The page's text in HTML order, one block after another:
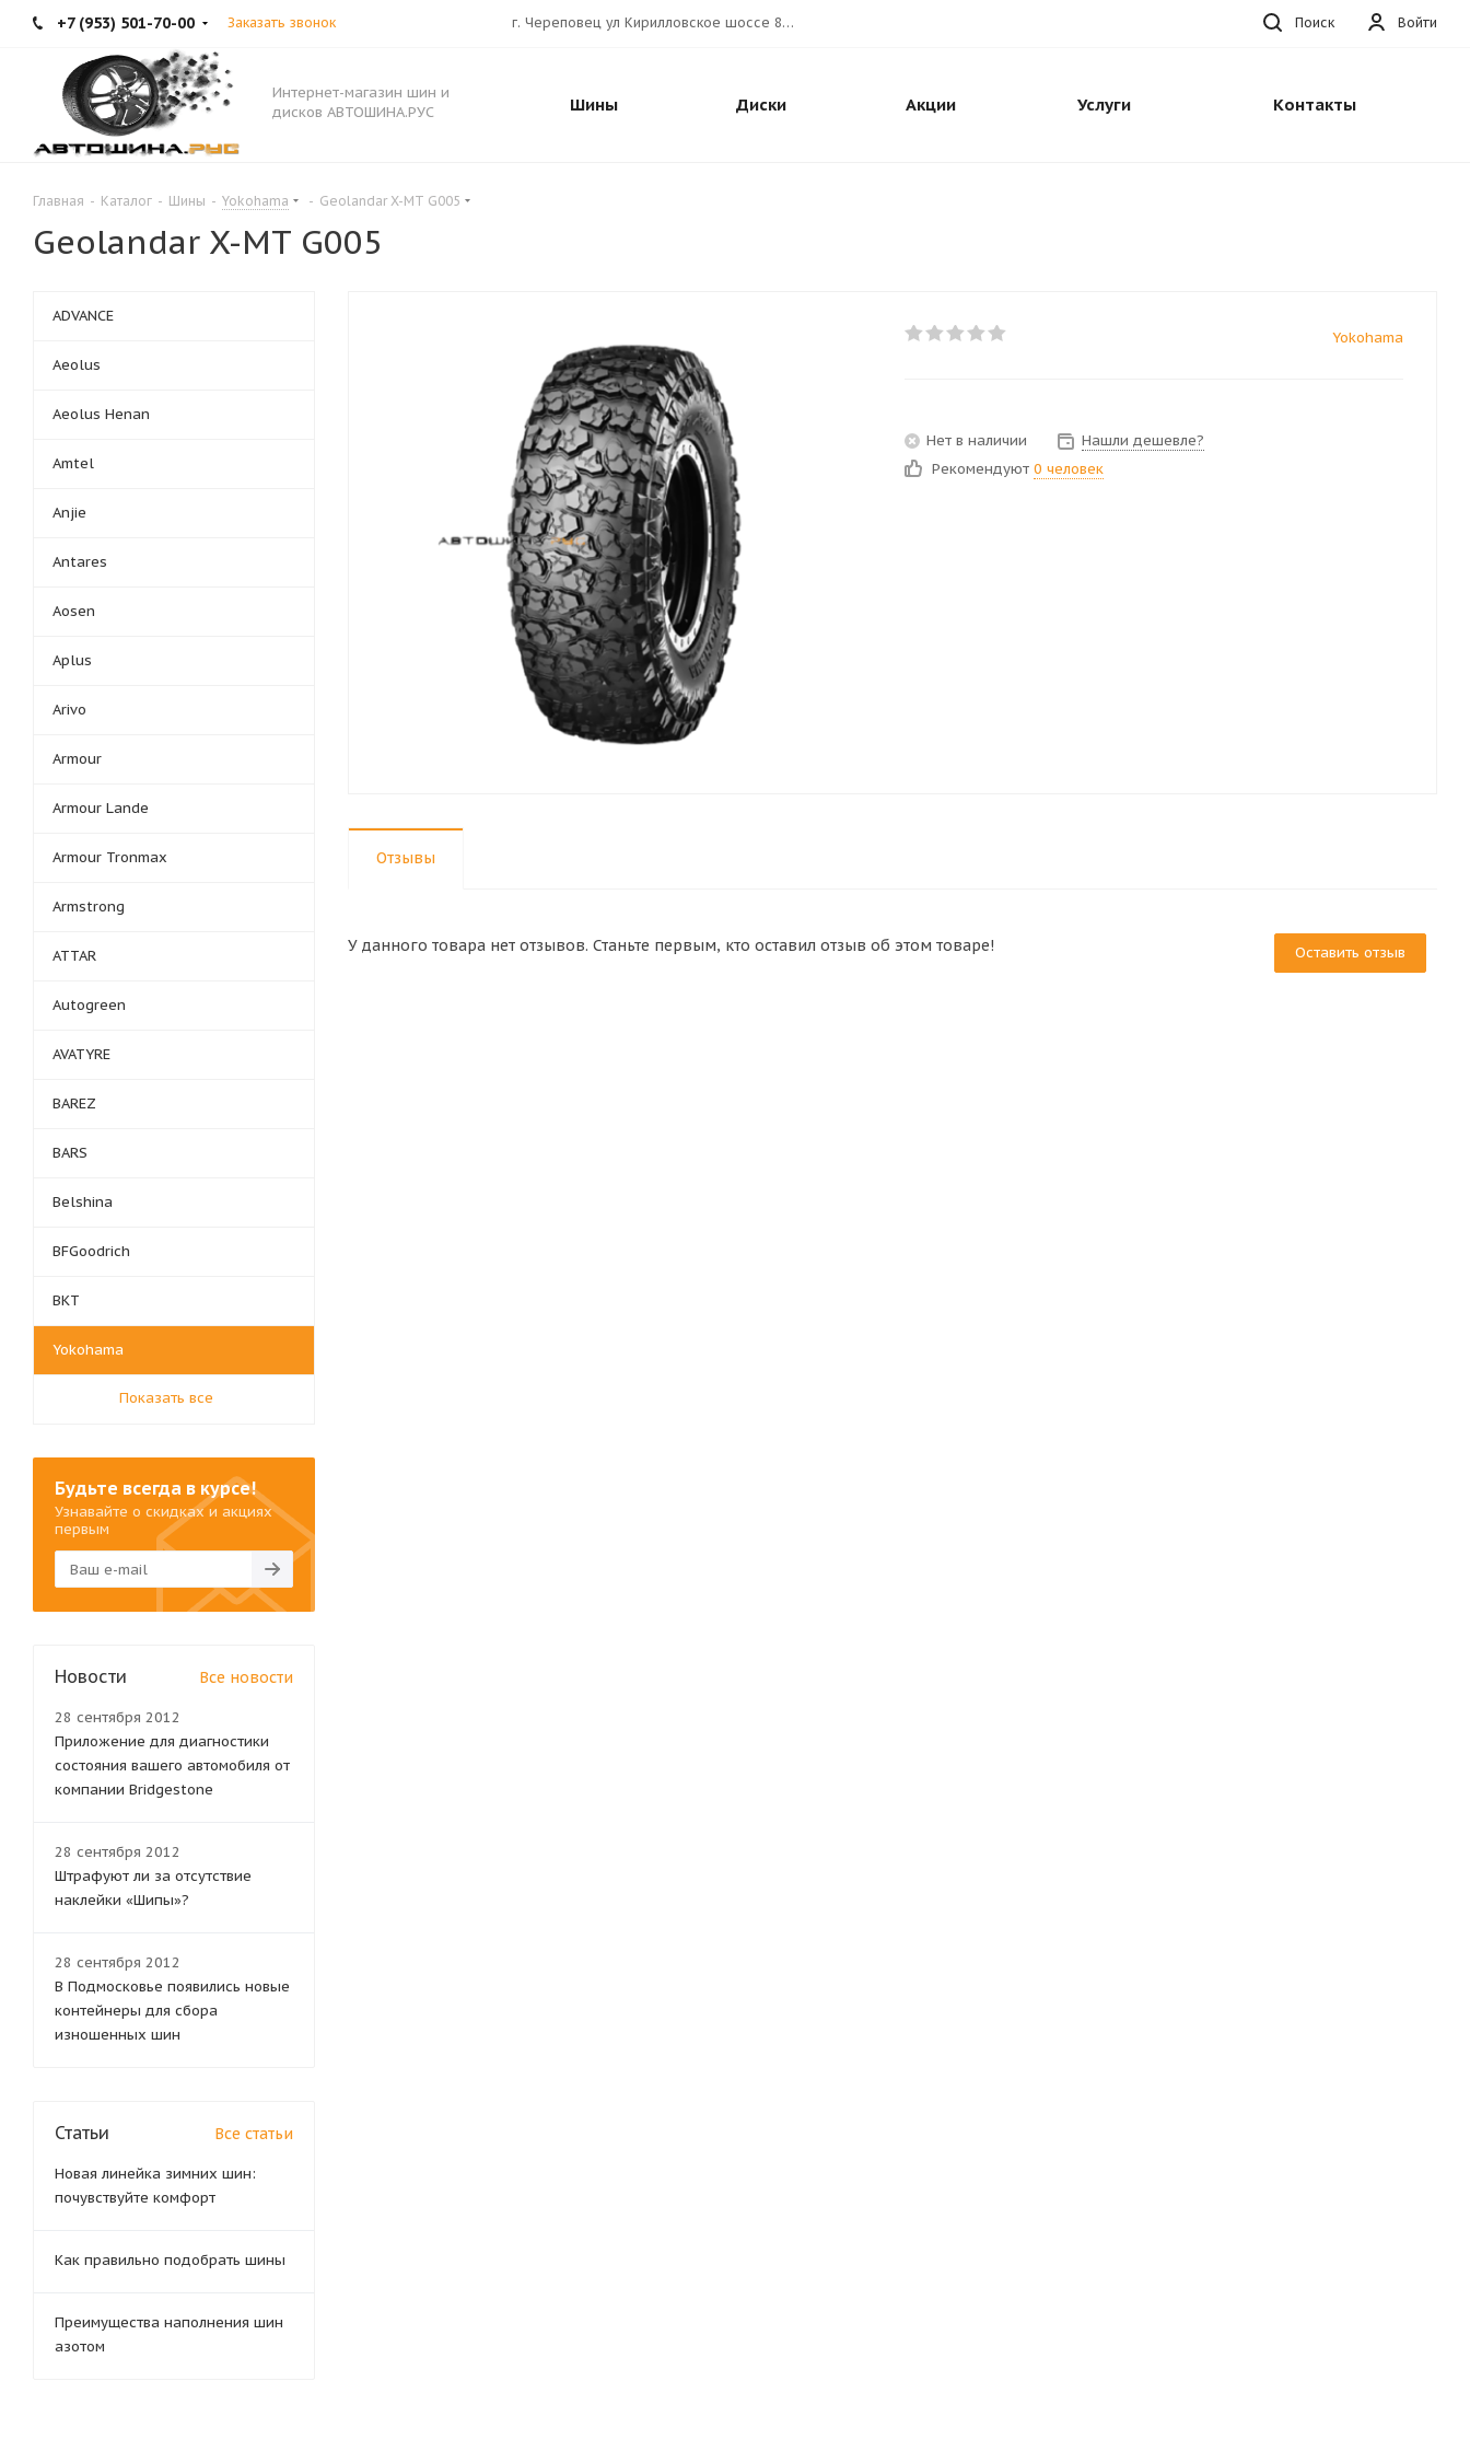
+7 (953) 501-70-00 Заказать звонок Войти
г. Череповец ул Кирилловское шоссе 80А АВТОШИНА.РУС Поиск
Интернет-магазин шин и
дисков АВТОШИНА.РУС
Шины Диски Акции Услуги Контакты
Главная - Каталог - Шины - Yokohama - Geolandar X-MT G005
Geolandar X-MT G005
Yokohama
Нет в наличии
Нашли дешевле?
Рекомендуют 0 человек
Отзывы
Оставить отзыв
У данного товара нет отзывов. Станьте первым, кто оставил отзыв об этом товаре!
ADVANCE
Aeolus
Aeolus Henan
Amtel
Anjie
Antares
Aosen
Aplus
Arivo
Armour
Armour Lande
Armour Tronmax
Armstrong
ATTAR
Autogreen
AVATYRE
BAREZ
BARS
Belshina
BFGoodrich
BKT
Yokohama
Показать все
Будьте всегда в курсе!
Узнавайте о скидках и акциях
первым
Новости Все новости
28 сентября 2012
Приложение для диагностики
состояния вашего автомобиля от
компании Bridgestone
28 сентября 2012
Штрафуют ли за отсутствие
наклейки «Шипы»?
28 сентября 2012
В Подмосковье появились новые
контейнеры для сбора
изношенных шин
Статьи Все статьи
Новая линейка зимних шин:
почувствуйте комфорт
Как правильно подобрать шины
Преимущества наполнения шин
азотом